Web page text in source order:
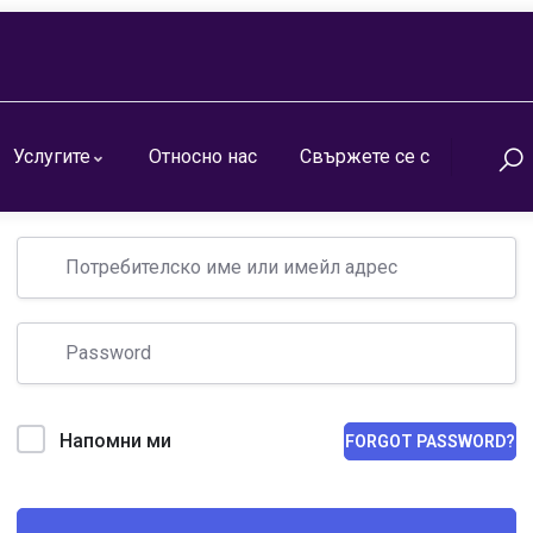
Услугите Относно нас Свържете се с
Напомни ми FORGOT PASSWORD?